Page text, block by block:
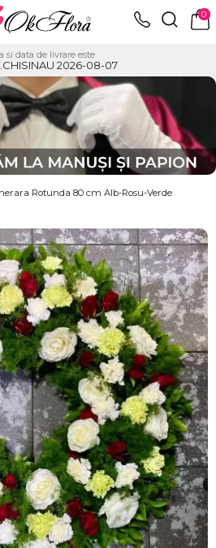
0
si data de livrare este
2026-08-07
Rotunda 80 cm Alb-Rosu-Verde